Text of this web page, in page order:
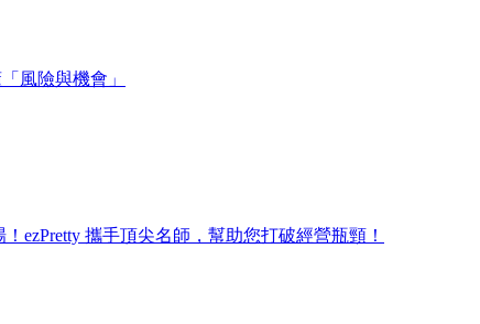
風險與機會」
ezPretty 攜手頂尖名師，幫助您打破經營瓶頸！